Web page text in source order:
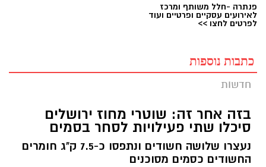
פנתרה -חלל משותף ומרכז
לאירועים עסקיים ופרטיים ועוד
לפרטים לחצו >>
כתבות נוספות
חדשות
בזה אחר זה: שוטרי מחוז ירושלים
סיכלו שתי פעילויות לסחר בסמים
נעצרו שלושה חשודים ונתפסו כ-7.5 ק"ג חומרים
החשודים כסמים מסוכנים